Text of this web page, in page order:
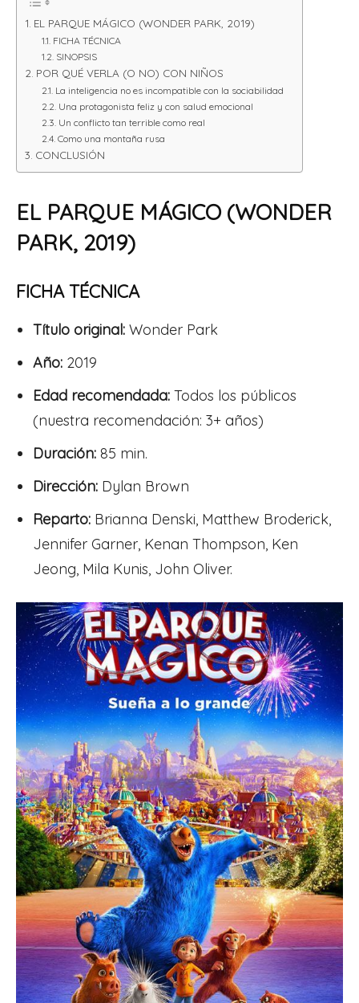
EL PARQUE MÁGICO (WONDER PARK, 2019)
FICHA TÉCNICA
SINOPSIS
POR QUÉ VERLA (O NO) CON NIÑOS
La inteligencia no es incompatible con la sociabilidad
Una protagonista feliz y con salud emocional
Un conflicto tan terrible como real
Como una montaña rusa
CONCLUSIÓN
EL PARQUE MÁGICO (WONDER
PARK, 2019)
FICHA TÉCNICA
Título original: Wonder Park
Año: 2019
Edad recomendada: Todos los públicos
(nuestra recomendación: 3+ años)
Duración: 85 min.
Dirección: Dylan Brown
Reparto: Brianna Denski, Matthew Broderick,
Jennifer Garner, Kenan Thompson, Ken
Jeong, Mila Kunis, John Oliver.